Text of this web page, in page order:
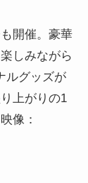
開催。豪華
しみながら
ルグッズが
上がりの1
像：